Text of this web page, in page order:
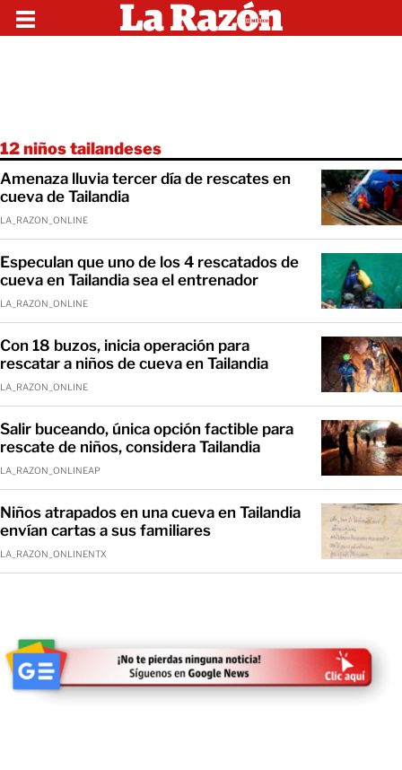
12 niños tailandeses
Amenaza lluvia tercer día de rescates en
cueva de Tailandia
LA_RAZON_ONLINE
Especulan que uno de los 4 rescatados de
cueva en Tailandia sea el entrenador
LA_RAZON_ONLINE
Con 18 buzos, inicia operación para
rescatar a niños de cueva en Tailandia
LA_RAZON_ONLINE
Salir buceando, única opción factible para
rescate de niños, considera Tailandia
LA_RAZON_ONLINEAP
Niños atrapados en una cueva en Tailandia
envían cartas a sus familiares
LA_RAZON_ONLINENTX